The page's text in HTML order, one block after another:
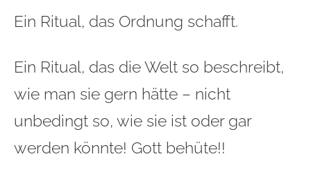
Ein Ritual, das Ordnung schafft.
Ein Ritual, das die Welt so beschreibt,
wie man sie gern hätte – nicht
unbedingt so, wie sie ist oder gar
werden könnte! Gott behüte!!